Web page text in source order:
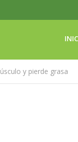
y pierde grasa